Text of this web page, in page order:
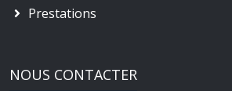
Prestations
NOUS CONTACTER